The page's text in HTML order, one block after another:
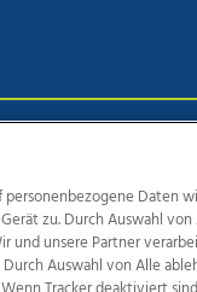
Weitere
Woche Life Radio
Daten
zu. Durch Auswahl
und unsere Partner
Auswahl von Alle